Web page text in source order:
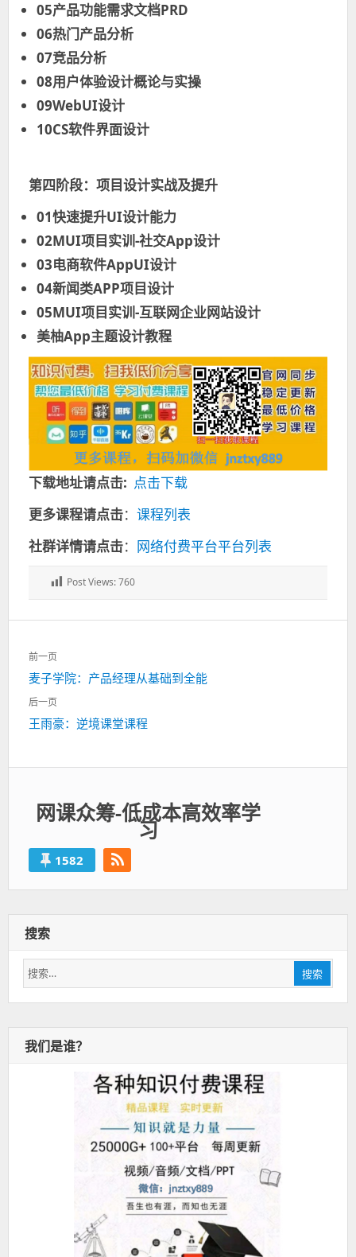
05产品功能需求文档PRD
06热门产品分析
07竞品分析
08用户体验设计概论与实操
09WebUI设计
10CS软件界面设计
第四阶段：项目设计实战及提升
01快速提升UI设计能力
02MUI项目实训-社交App设计
03电商软件AppUI设计
04新闻类APP项目设计
05MUI项目实训-互联网企业网站设计
美柚App主题设计教程
下载地址请点击: 点击下载
更多课程请点击： 课程列表
社群详情请点击： 网络付费平台平台列表
Post Views:760
文
章
导
航
前一页
上
一
麦子学院：产品经理从基础到全能
后一页
下
王雨豪：逆境课堂课程
网课众筹-低成本高效率学
习
1582
搜索
搜
索：
搜索
我们是谁？